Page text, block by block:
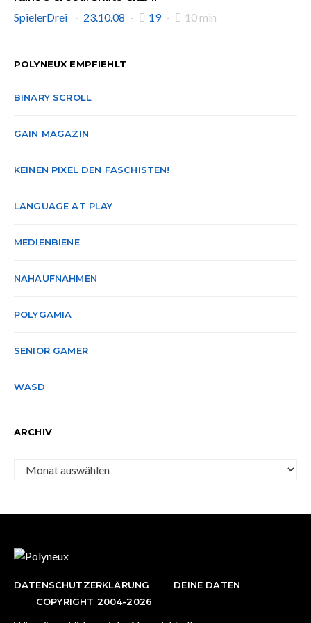
SpielerDrei
23.10.08 19 10 min
POLYNEUX EMPFIEHLT
BINARY SCROLL
GAIN MAGAZIN
KEINEN PIXEL DEN FASCHISTEN!
LANGUAGE AT PLAY
MEDIENBIENE
NAHAUFNAHMEN
POLYGAMIA
SENIOR GAMER
WASD
ARCHIV
Archiv
DATENSCHUTZERKLÄRUNG
DEINE DATEN
COPYRIGHT 2004-2026